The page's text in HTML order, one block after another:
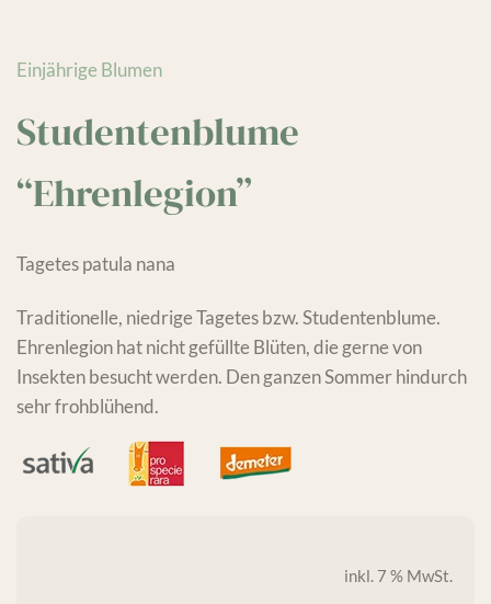
Einjährige Blumen
Studentenblume
“Ehrenlegion”
Tagetes patula nana
Traditionelle, niedrige Tagetes bzw. Studentenblume.
Ehrenlegion hat nicht gefüllte Blüten, die gerne von
Insekten besucht werden. Den ganzen Sommer hindurch
sehr frohblühend.
inkl. 7 % MwSt.